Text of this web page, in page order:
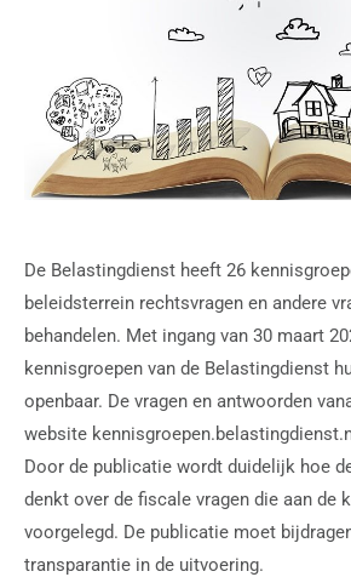
De Belastingdienst heeft 26
beleidsterrein rechtsvragen en andere
behandelen. Met ingang van 30 maart
kennisgroepen van de Belastingdienst
openbaar. De vragen en antwoorden
website
Door de publicatie wordt duidelijk hoe
denkt over de fiscale vragen die aan de
voorgelegd. De publicatie moet
transparantie in de uitvoering.